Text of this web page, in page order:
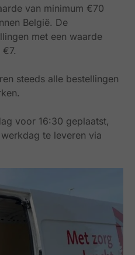
van minimum €70
België. De
met een waarde
steeds alle bestellingen
voor 16:30 geplaatst,
te leveren via